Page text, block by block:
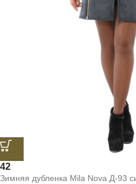
42
Зимняя дубленка Mila Nova Д-93